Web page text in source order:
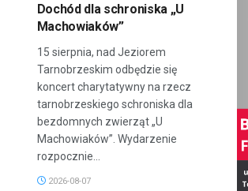
Dochód dla schroniska „U
Machowiaków”
15 sierpnia, nad Jeziorem
Tarnobrzeskim odbędzie się
koncert charytatywny na rzecz
tarnobrzeskiego schroniska dla
bezdomnych zwierząt „U
Machowiaków”. Wydarzenie
rozpocznie...
2026-08-07